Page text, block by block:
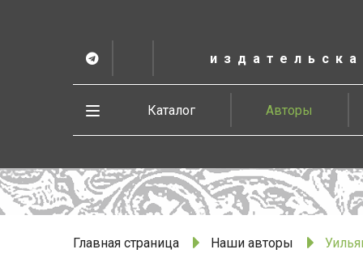
содержанию
Telegram
Vesbook
Каталог Авторы
Развернуть
Главная страница Наши авторы